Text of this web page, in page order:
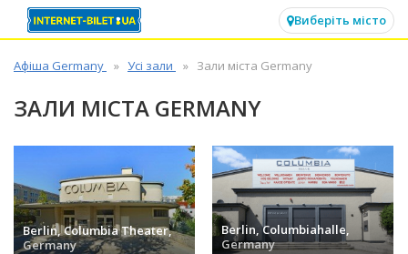
Виберіть місто
Афіша Germany Усі зали Зали міста Germany
ЗАЛИ МІСТА GERMANY
Berlin, Columbia Theater,
Germany
Berlin, Columbiahalle,
Germany